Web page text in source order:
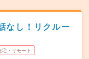
なし！リクルー
宅・リモート